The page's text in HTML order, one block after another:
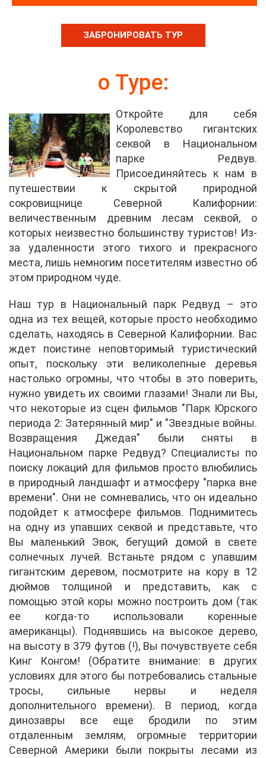
ЗАБРОНИРОВАТЬ ТУР
о Tyрe:
Откройте для себя
Королевство гигантских
секвой в Национальном
парке Редвув.
Присоединяйтесь к нам в
путешествии к скрытой природной
сокровищнице Северной Калифорнии:
величественным древним лесам секвой, о
которых неизвестно большинству туристов! Из-
за удаленности этого тихого и прекрасного
места, лишь немногим посетителям известно об
этом природном чуде.
Наш тур в Национальный парк Редвуд – это
одна из тех вещей, которые просто необходимо
сделать, находясь в Северной Калифорнии. Вас
ждет поистине неповторимый туристический
опыт, поскольку эти великолепные деревья
настолько огромны, что чтобы в это поверить,
нужно увидеть их своими глазами! Знали ли Вы,
что некоторые из сцен фильмов "Парк Юрского
периода 2: Затерянный мир" и "Звездные войны.
Возвращения Джедая" были сняты в
Национальном парке Редвуд? Специалисты по
поиску локаций для фильмов просто влюбились
в природный ландшафт и атмосферу "парка вне
времени". Они не сомневались, что он идеально
подойдет к атмосфере фильмов. Поднимитесь
на одну из упавших секвой и представьте, что
Вы маленький Эвок, бегущий домой в свете
солнечных лучей. Встаньте рядом с упавшим
гигантским деревом, посмотрите на кору в 12
дюймов толщиной и представить, как с
помощью этой коры можно построить дом (так
ее когда-то использовали коренные
американцы). Поднявшись на высокое дерево,
на высоту в 379 футов (!), Вы почувствуете себя
Кинг Конгом! (Обратите внимание: в других
условиях для этого бы потребовались стальные
тросы, сильные нервы и неделя
дополнительного времени). В период, когда
динозавры все еще бродили по этим
отдаленным землям, огромные территории
Северной Америки были покрыты лесами из